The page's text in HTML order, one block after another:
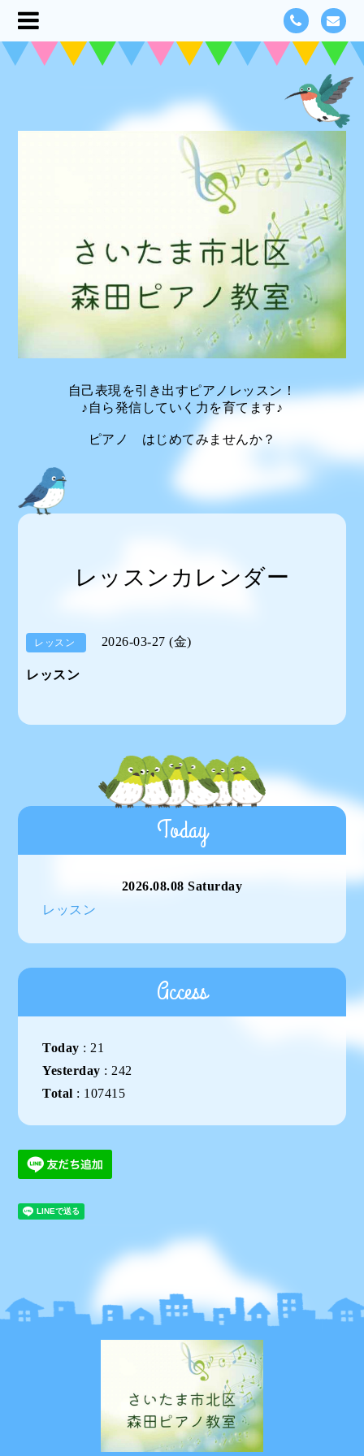
自己表現を引き出すピアノレッスン！
♪自ら発信していく力を育てます♪
ピアノ はじめてみませんか？
レッスンカレンダー
レッスン 2026-03-27 (金)
レッスン
Today
2026.08.08 Saturday
レッスン
Access
Today : 21
Yesterday : 242
Total : 107415